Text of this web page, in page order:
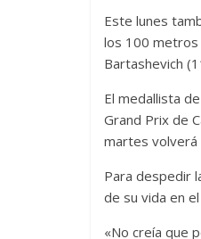
Este lunes
los 100 metros
Bartashevich
El medallista
Grand Prix de
martes volverá
Para despedir
de su vida en
«No creía que
Terror chamánico